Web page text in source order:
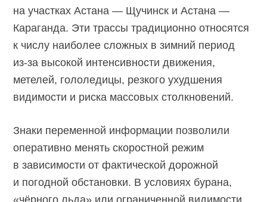
на участках Астана — Щучинск и Астана —
Караганда. Эти трассы традиционно относятся
к числу наиболее сложных в зимний период
из-за высокой интенсивности движения,
метелей, гололедицы, резкого ухудшения
видимости и риска массовых столкновений.
Знаки переменной информации позволили
оперативно менять скоростной режим
в зависимости от фактической дорожной
и погодной обстановки. В условиях бурана,
«чёрного льда» или ограниченной видимости